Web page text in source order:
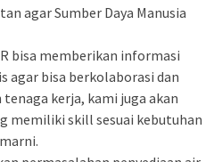
agar Sumber Daya Manusia
bisa memberikan informasi
agar bisa berkolaborasi dan
kerja, kami juga akan
memiliki skill sesuai kebutuhan